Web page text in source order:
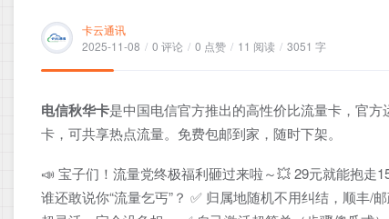
卡云通讯
2025-11-08 / 0 评论 / 0 点赞 / 11 阅读 / 3051 字
电信秋华卡是中国电信官方推出的高性价比流量卡，官
卡，可共享热点流量。免费包邮到家，随时下架。
📣 宝子们！流量党终极福利砸过来啦～💥 29元就能抱
谁还敢说你“流量乞丐”？ ✅ 归属地随机不用纠结，顺丰/